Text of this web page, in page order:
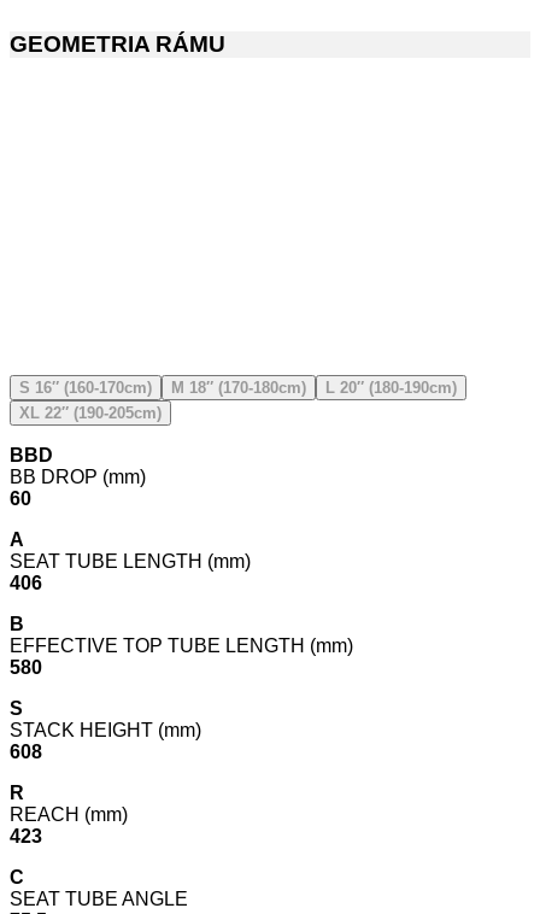
GEOMETRIA RÁMU
S 16″ (160-170cm) M 18″ (170-180cm)
L 20″ (180-190cm)
XL 22″ (190-205cm)
BBD
BB DROP (mm)
60
A
SEAT TUBE LENGTH (mm)
406
B
EFFECTIVE TOP TUBE LENGTH (mm)
580
S
STACK HEIGHT (mm)
608
R
REACH (mm)
423
C
SEAT TUBE ANGLE